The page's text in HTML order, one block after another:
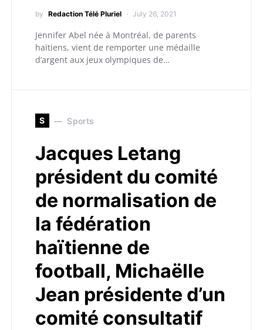
by Redaction Télé Pluriel July 26, 2021
Jennifer Abel née à Montréal, de parents
haïtiens, vient de remporter une médaille
d’argent aux jeux olympiques de…
S Sports
Jacques Letang
président du comité
de normalisation de
la fédération
haïtienne de
football, Michaëlle
Jean présidente d’un
comité consultatif